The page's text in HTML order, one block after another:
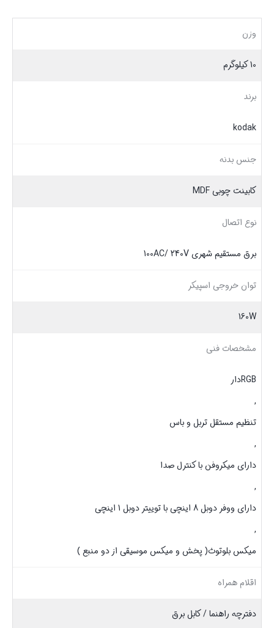
وزن
10 کیلوگرم
برند
kodak
جنس بدنه
کابینت چوبی MDF
نوع اتصال
برق مستقیم شهری 100AC/ 240V
توان خروجی اسپیکر
160W
مشخصات فنی
RGBدار
,
تنظیم مستقل تربل و باس
,
دارای میکروفن با کنترل صدا
,
دارای ووفر دوبل 8 اینچی با توییتر دوبل 1 اینچی
,
میکس بلوتوث( پخش و میکس موسیقی از دو منبع )
اقلام همراه
دفترچه راهنما / کابل برق